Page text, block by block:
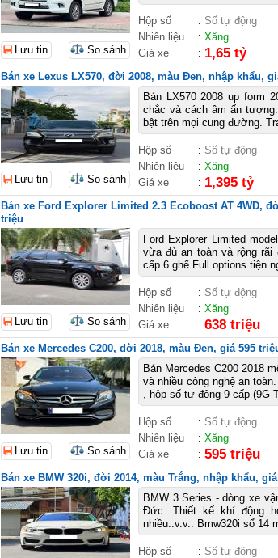
Hộp số : Số tự động
Nhiên liệu
: Xăng
Giá xe
: 1,65 tỷ
Lưu tin So sánh
Bán xe Lexus LX570, đời 2008, màu Đen, nhập khẩu,
Bán LX570 2008 up form
chắc và cách âm ấn
bật trên mọi cung đường.
Hộp số : Số tự động
Nhiên liệu
: Xăng
Giá xe
: 1,395 tỷ
Lưu tin So sánh
Bán xe Ford Explorer Limited 2.3 Ecoboost AT 4WD,
triệu
Ford Explorer Limited
vừa đủ an toàn và rộng
cấp 6 ghế Full options tiện
Hộp số : Số tự động
Nhiên liệu
: Xăng
Giá xe
: 638 triệu
Lưu tin So sánh
Bán xe Mercedes C200, đời 2018, màu Đen, giá 595
Bán Mercedes C200 2018
và nhiều công nghệ an
, hộp số tự động 9 cấp (9G-
Hộp số : Số tự động
Nhiên liệu
: Xăng
Giá xe
: 595 triệu
Lưu tin So sánh
Bán xe BMW 320i, đời 2014, màu Trắng, nhập khẩu,
BMW 3 Series - dòng xe
Đức. Thiết kế khí động
nhiều..v.v.. Bmw320i sổ 14
Hộp số : Số tự động